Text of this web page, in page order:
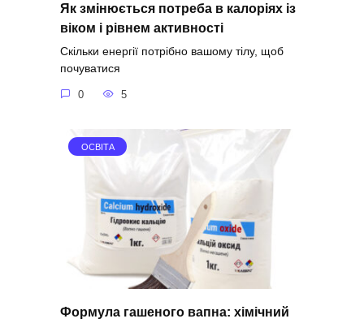
Як змінюється потреба в калоріях із
віком і рівнем активності
Скільки енергії потрібно вашому тілу, щоб
почуватися
0 5
ОСВІТА
Формула гашеного вапна: хімічний